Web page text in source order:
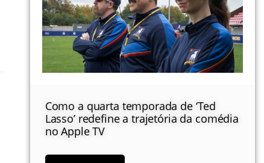
Como a quarta temporada de ‘Ted
Lasso’ redefine a trajetória da comédia
no Apple TV